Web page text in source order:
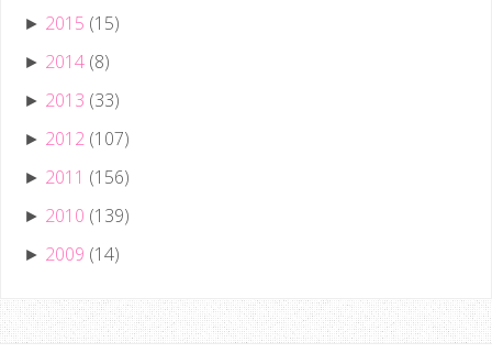
► 2015 (15)
► 2014 (8)
► 2013 (33)
► 2012 (107)
► 2011 (156)
► 2010 (139)
► 2009 (14)